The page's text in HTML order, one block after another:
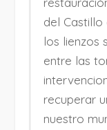
del
los lienzos
entre las
recuperar
nuestro